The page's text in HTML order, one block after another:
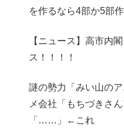
を作るなら4部か5部
【ニュース】高市内
ス！！！！
謎の勢力「みい山の
メ会社「もちづきさ
「……」←これ